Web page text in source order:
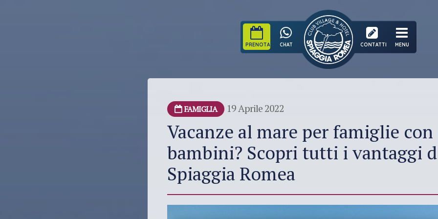
PRENOTA CHAT CONTATTI MENU
FAMIGLIA 19 Aprile 2022
Vacanze al mare per famiglie con
bambini? Scopri tutti i vantaggi
Spiaggia Romea